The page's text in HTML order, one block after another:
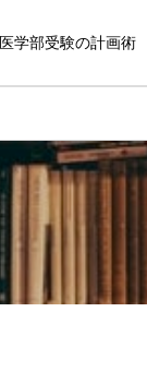
医学部受験の計画術